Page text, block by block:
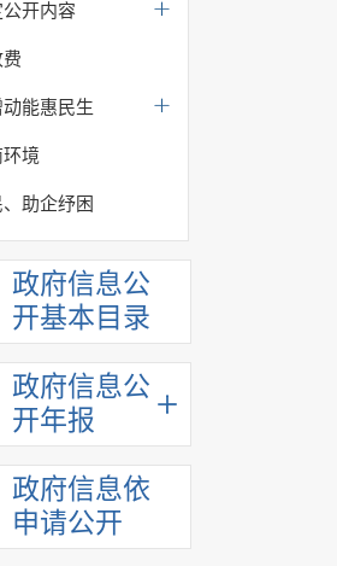
开内容
能惠民生
境
助企纾困
政府信息公
开基本目录
政府信息公
开年报
政府信息依
申请公开